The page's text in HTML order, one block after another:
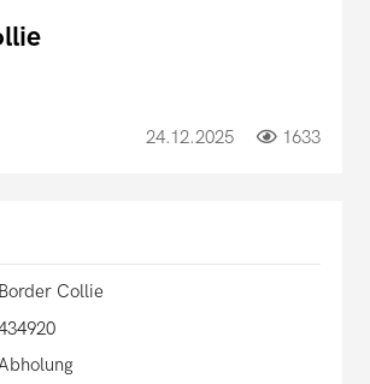
24.12.2025 1633
Border Collie